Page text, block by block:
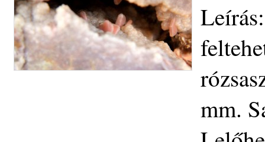
mm.